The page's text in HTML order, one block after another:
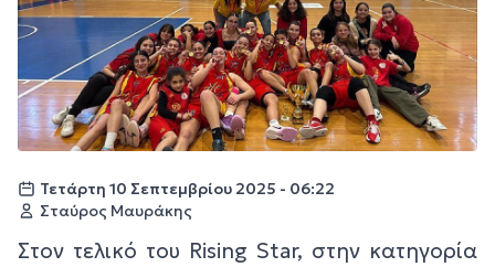
Τετάρτη 10 Σεπτεμβρίου 2025 - 06:22
Σταύρος Μαυράκης
Στον τελικό τoυ Rising Star, στην κατηγορία